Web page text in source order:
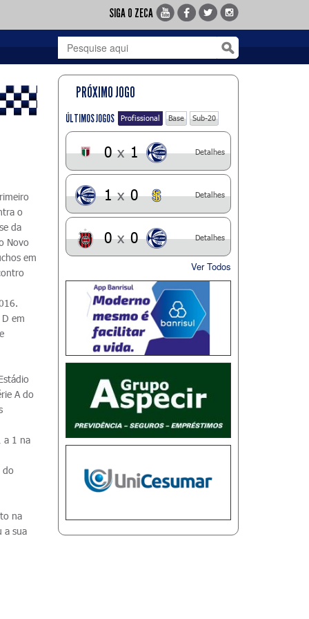
SIGA O ZECA
o
da
Novo
em
em
A do
a 1 na
do
na
a sua
PRÓXIMO JOGO
ÚLTIMOS JOGOS Profissional Base Sub-20
0 x 1 Detalhes
1 x 0 Detalhes
0 x 0 Detalhes
Ver Todos